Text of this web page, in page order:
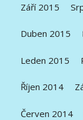
Září 2015
Duben 2015
Leden 2015
Říjen 2014
Červen 2014